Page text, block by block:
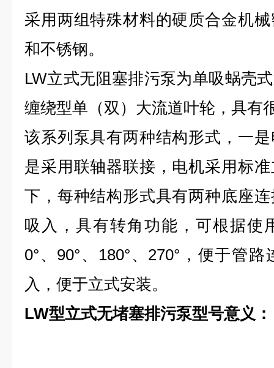
采用两组特殊材料的硬质合金机
和不锈钢。
LW立式无阻塞排污泵为单吸蜗壳
缠绕型单（双）大流道叶轮，具有
该系列泵具有两种结构形式，一
是采用联轴器联接，电机采用标
下，每种结构形式具有两种底座
吸入，具有转角功能，可根据使
0°、90°、180°、270°，便于管
入，便于立式安装。
LW型立式无堵塞排污泵型号意义：